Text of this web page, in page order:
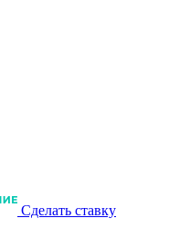
Сделать ставку